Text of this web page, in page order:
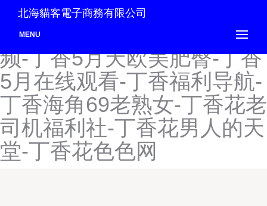
第一页亚洲综合社区-第一宅
男AV导航入口-丁五月91视
频-丁香5月天欧美肥臀-丁香
5月在线观看-丁香福利导航-
丁香海角69老熟女-丁香花老
司机福利社-丁香花男人的天
堂-丁香花色色网
北海貓客電子商務有限公司
MENU